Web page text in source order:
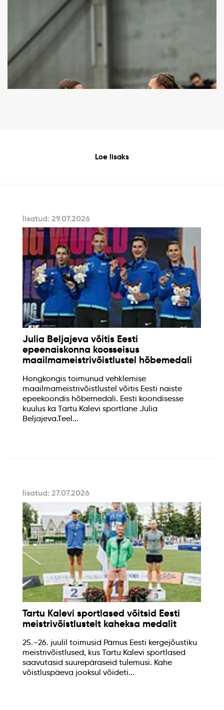
Loe lisaks
lisatud: 29.07.2026
Julia Beljajeva võitis Eesti
epeenaiskonna koosseisus
maailmameistrivõistlustel hõbemedali
Hongkongis toimunud vehklemise
maailmameistrivõistlustel võitis Eesti naiste
epeekoondis hõbemedali. Eesti koondisesse
kuulus ka Tartu Kalevi sportlane Julia
Beljajeva.Teel...
lisatud: 27.07.2026
Tartu Kalevi sportlased võitsid Eesti
meistrivõistlustelt kaheksa medalit
25.–26. juulil toimusid Pärnus Eesti kergejõustiku
meistrivõistlused, kus Tartu Kalevi sportlased
saavutasid suurepäraseid tulemusi. Kahe
võistluspäeva jooksul võideti...